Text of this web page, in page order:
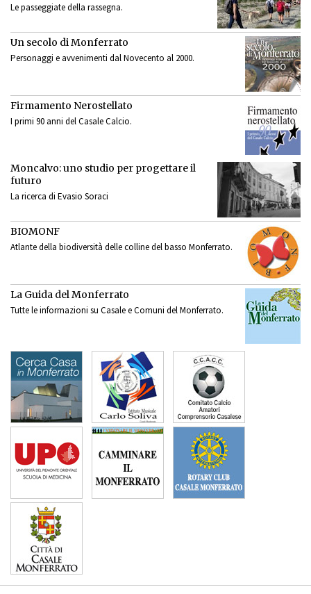
Le passeggiate della rassegna.
Un secolo di Monferrato
Personaggi e avvenimenti dal Novecento al 2000.
Firmamento Nerostellato
I primi 90 anni del Casale Calcio.
Moncalvo: uno studio per progettare il
futuro
La ricerca di Evasio Soraci
BIOMONF
Atlante della biodiversità delle colline del basso Monferrato.
La Guida del Monferrato
Tutte le informazioni su Casale e Comuni del Monferrato.